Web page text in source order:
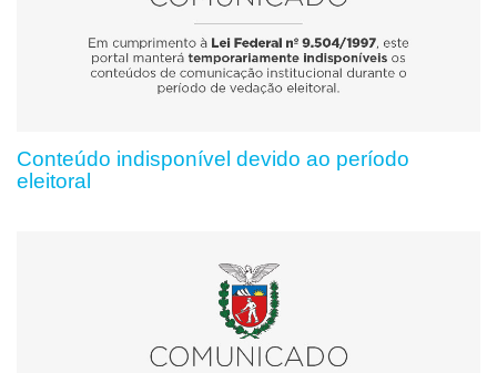
Conteúdo indisponível devido ao período
eleitoral